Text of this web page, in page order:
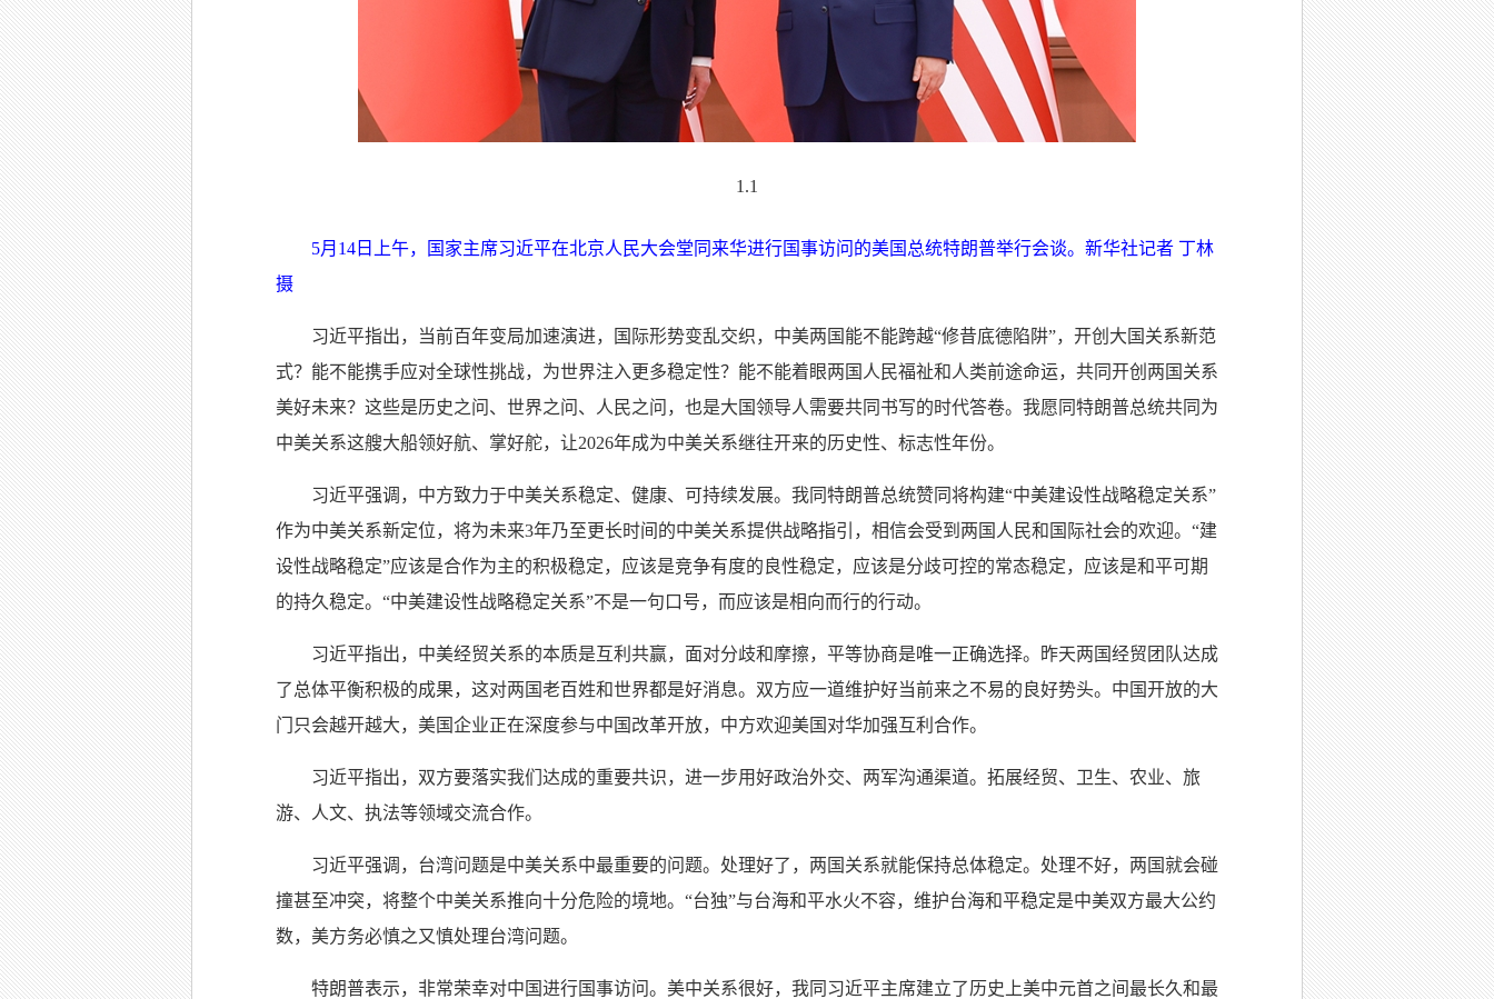
1.1
5月14日上午，国家主席习近平在北京人民大会堂同来华进行国事访问的美国总统特朗普举行会谈。新华社记者 丁林
摄
习近平指出，当前百年变局加速演进，国际形势变乱交织，中美两国能不能跨越“修昔底德陷阱”，开创大国关系新范
式？能不能携手应对全球性挑战，为世界注入更多稳定性？能不能着眼两国人民福祉和人类前途命运，共同开创两国关系
美好未来？这些是历史之问、世界之问、人民之问，也是大国领导人需要共同书写的时代答卷。我愿同特朗普总统共同为
中美关系这艘大船领好航、掌好舵，让2026年成为中美关系继往开来的历史性、标志性年份。
习近平强调，中方致力于中美关系稳定、健康、可持续发展。我同特朗普总统赞同将构建“中美建设性战略稳定关系”
作为中美关系新定位，将为未来3年乃至更长时间的中美关系提供战略指引，相信会受到两国人民和国际社会的欢迎。“建
设性战略稳定”应该是合作为主的积极稳定，应该是竞争有度的良性稳定，应该是分歧可控的常态稳定，应该是和平可期
的持久稳定。“中美建设性战略稳定关系”不是一句口号，而应该是相向而行的行动。
习近平指出，中美经贸关系的本质是互利共赢，面对分歧和摩擦，平等协商是唯一正确选择。昨天两国经贸团队达成
了总体平衡积极的成果，这对两国老百姓和世界都是好消息。双方应一道维护好当前来之不易的良好势头。中国开放的大
门只会越开越大，美国企业正在深度参与中国改革开放，中方欢迎美国对华加强互利合作。
习近平指出，双方要落实我们达成的重要共识，进一步用好政治外交、两军沟通渠道。拓展经贸、卫生、农业、旅
游、人文、执法等领域交流合作。
习近平强调，台湾问题是中美关系中最重要的问题。处理好了，两国关系就能保持总体稳定。处理不好，两国就会碰
撞甚至冲突，将整个中美关系推向十分危险的境地。“台独”与台海和平水火不容，维护台海和平稳定是中美双方最大公约
数，美方务必慎之又慎处理台湾问题。
特朗普表示，非常荣幸对中国进行国事访问。美中关系很好，我同习近平主席建立了历史上美中元首之间最长久和最